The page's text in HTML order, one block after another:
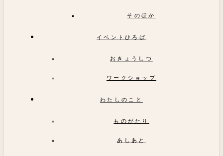
そのほか
イベントひろば
おきょうしつ
ワークショップ
わたしのこと
ものがたり
あしあと